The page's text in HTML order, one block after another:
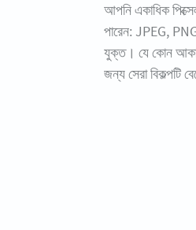
আপনি একাধিক
পারেন: JPEG,
যুক্ত। যে কোন
জন্য সেরা বিকল্পটি